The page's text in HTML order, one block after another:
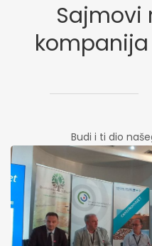
Sajmovi
Budi i ti dio